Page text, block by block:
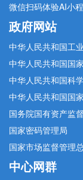
微信扫码体验AI小
政府网站
中华人民共和国工
中华人民共和国国
中华人民共和国科
中华人民共和国国
国务院国有资产监
国家密码管理局
国家市场监督管理
中心网群